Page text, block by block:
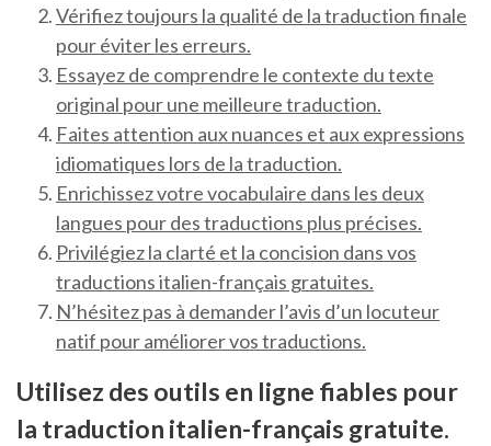
Vérifiez toujours la qualité de la traduction finale
pour éviter les erreurs.
Essayez de comprendre le contexte du texte
original pour une meilleure traduction.
Faites attention aux nuances et aux expressions
idiomatiques lors de la traduction.
Enrichissez votre vocabulaire dans les deux
langues pour des traductions plus précises.
Privilégiez la clarté et la concision dans vos
traductions italien-français gratuites.
N’hésitez pas à demander l’avis d’un locuteur
natif pour améliorer vos traductions.
Utilisez des outils en ligne fiables pour
la traduction italien-français gratuite.